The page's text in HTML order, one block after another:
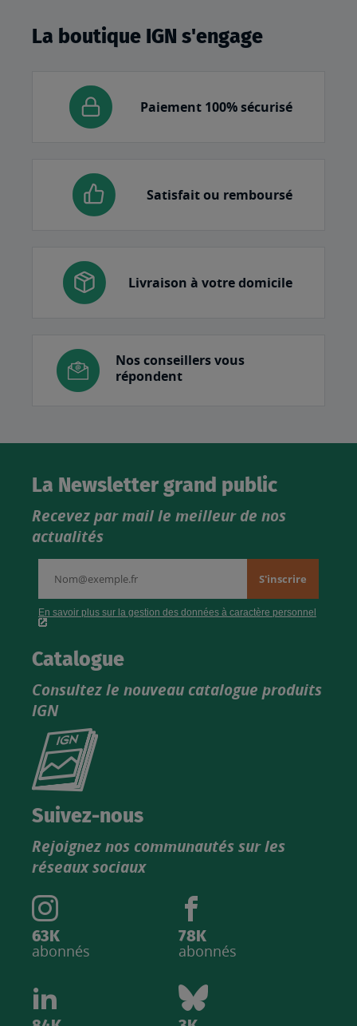
La boutique IGN s'engage
Paiement 100% sécurisé
Satisfait ou remboursé
Livraison à votre domicile
Nos conseillers vous
répondent
La Newsletter grand public
Recevez par mail le meilleur de nos
actualités
Catalogue
Consultez le nouveau catalogue produits
IGN
Consultez
catalogue
IGN
Suivez-nous
Rejoignez nos communautés sur les
réseaux sociaux
63K
abonnés
78K
abonnés